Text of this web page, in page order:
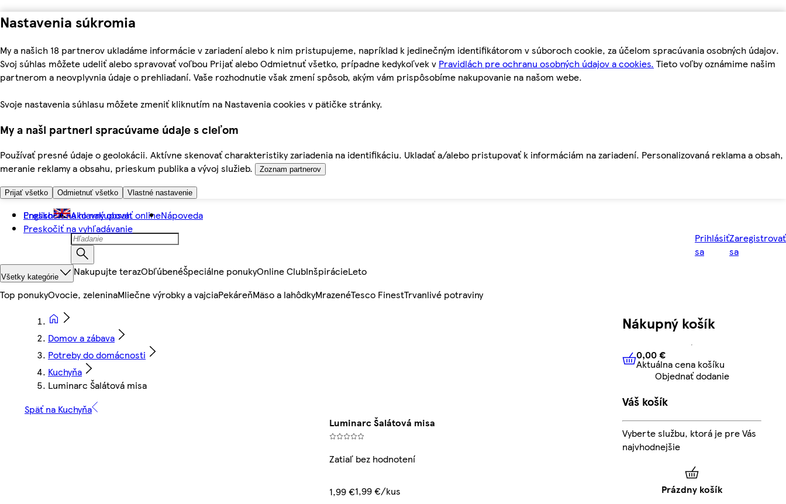
Nastavenia súkromia
My a našich 18 partnerov ukladáme informácie v zariadení alebo k nim pristupujeme, napríklad k jedinečným identifikátorom v súboroch cookie, za účelom spracúvania osobných údajov.
Svoj súhlas môžete udeliť alebo spravovať voľbou Prijať alebo Odmietnuť všetko, prípadne kedykoľvek v Pravidlách pre ochranu osobných údajov a cookies. Tieto voľby oznámime našim
partnerom a neovplyvnia údaje o prehliadaní. Vaše rozhodnutie však zmení spôsob, akým vám prispôsobíme nakupovanie na našom webe.
Svoje nastavenia súhlasu môžete zmeniť kliknutím na Nastavenia cookies v pätičke stránky.
My a naši partneri spracúvame údaje s cieľom
Používať presné údaje o geolokácii. Aktívne skenovať charakteristiky zariadenia na identifikáciu. Ukladať a/alebo pristupovať k informáciám na zariadení. Personalizovaná reklama a obsah,
meranie reklamy a obsahu, prieskum publika a vývoj služieb.
Zoznam partnerov
Prijať všetko Odmietnuť všetko Vlastné nastavenie
Preskočiť na hlavný obsah
Preskočiť na vyhľadávanie
English Ako nakupovať onlineNápoveda
Prihlásiť
sa
Zaregistrovať
sa
Všetky kategórie Nakupujte terazObľúbenéŠpeciálne ponukyOnline ClubInšpirácieLeto
Top ponukyOvocie, zeleninaMliečne výrobky a vajciaPekáreňMäso a lahôdkyMrazenéTesco FinestTrvanlivé potraviny
Domov a zábava
Potreby do domácnosti
Kuchyňa
Luminarc Šalátová misa
Späť na Kuchyňa
Luminarc Šalátová misa
Zatiaľ bez hodnotení
1,99 €1,99 €/kus
Nákupný košík
0,00 € Aktuálna cena košíku
0,00 €
Aktuálna cena košíku
Objednať dodanie
Váš košík
Vyberte službu, ktorá je pre Vás
najvhodnejšie
Prázdny košík